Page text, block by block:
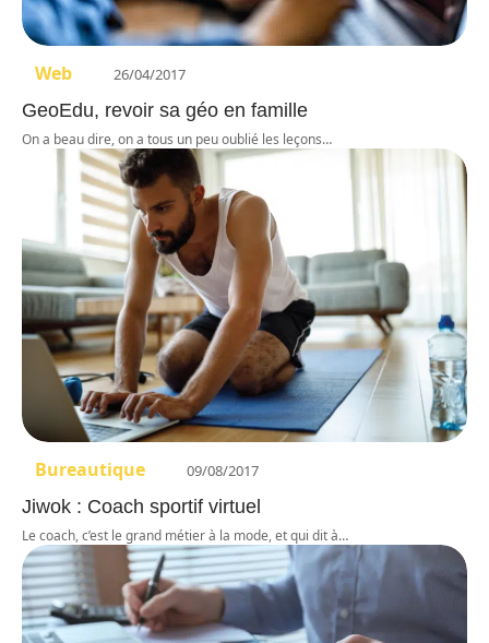
Web 26/04/2017
GeoEdu, revoir sa géo en famille
On a beau dire, on a tous un peu oublié les leçons…
Bureautique 09/08/2017
Jiwok : Coach sportif virtuel
Le coach, c’est le grand métier à la mode, et qui dit à…